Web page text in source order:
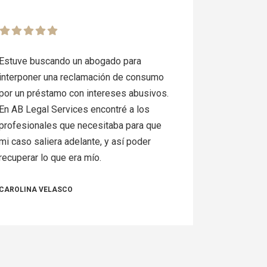
buscando un abogado para
una reclamación de consumo
un préstamo con intereses abusivos.
AB Legal Services encontré a los
que necesitaba para que
caso saliera adelante, y así poder
lo que era mío.
VELASCO